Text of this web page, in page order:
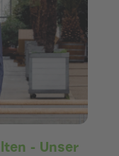
- Unser